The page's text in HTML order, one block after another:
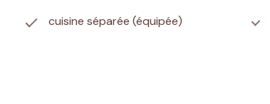
cuisine séparée (équipée)